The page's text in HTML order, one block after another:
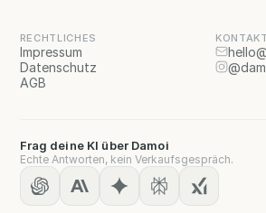
RECHTLICHES
Impressum
Datenschutz
AGB
KONTAKT
Frag deine KI über Damoi
Echte Antworten, kein Verkaufsgespräch.